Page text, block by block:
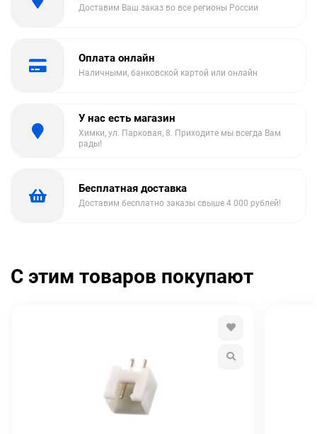
Доставим Ваш заказ во все регионы России
Оплата онлайн
Наличными, банковской картой или онлайн
У нас есть магазин
Химки, ул. Парковая, 8. Приходите мы всегда Вам
рады!
Бесплатная доставка
Доставим бесплатно заказы свыше 4 000 рублей!
С этим товаров покупают